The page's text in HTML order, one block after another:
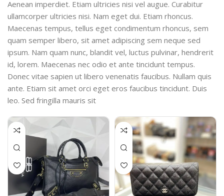
Aenean imperdiet. Etiam ultricies nisi vel augue. Curabitur
ullamcorper ultricies nisi. Nam eget dui. Etiam rhoncus.
Maecenas tempus, tellus eget condimentum rhoncus, sem
quam semper libero, sit amet adipiscing sem neque sed
ipsum. Nam quam nunc, blandit vel, luctus pulvinar, hendrerit
id, lorem. Maecenas nec odio et ante tincidunt tempus.
Donec vitae sapien ut libero venenatis faucibus. Nullam quis
ante. Etiam sit amet orci eget eros faucibus tincidunt. Duis
leo. Sed fringilla mauris sit